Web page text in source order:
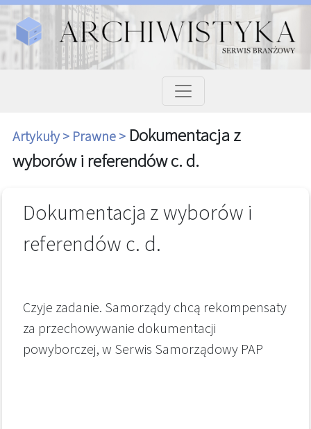
Artykuły > Prawne > Dokumentacja z
wyborów i referendów c. d.
Dokumentacja z wyborów i
referendów c. d.
Czyje zadanie. Samorządy chcą rekompensaty
za przechowywanie dokumentacji
powyborczej, w Serwis Samorządowy PAP